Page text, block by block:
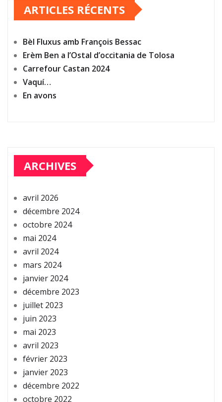
articles
ARTICLES RÉCENTS
Bèl Fluxus amb François Bessac
Erèm Ben a l’Ostal d’occitania de Tolosa
Carrefour Castan 2024
Vaquí…
En avons
ARCHIVES
avril 2026
décembre 2024
octobre 2024
mai 2024
avril 2024
mars 2024
janvier 2024
décembre 2023
juillet 2023
juin 2023
mai 2023
avril 2023
février 2023
janvier 2023
décembre 2022
octobre 2022